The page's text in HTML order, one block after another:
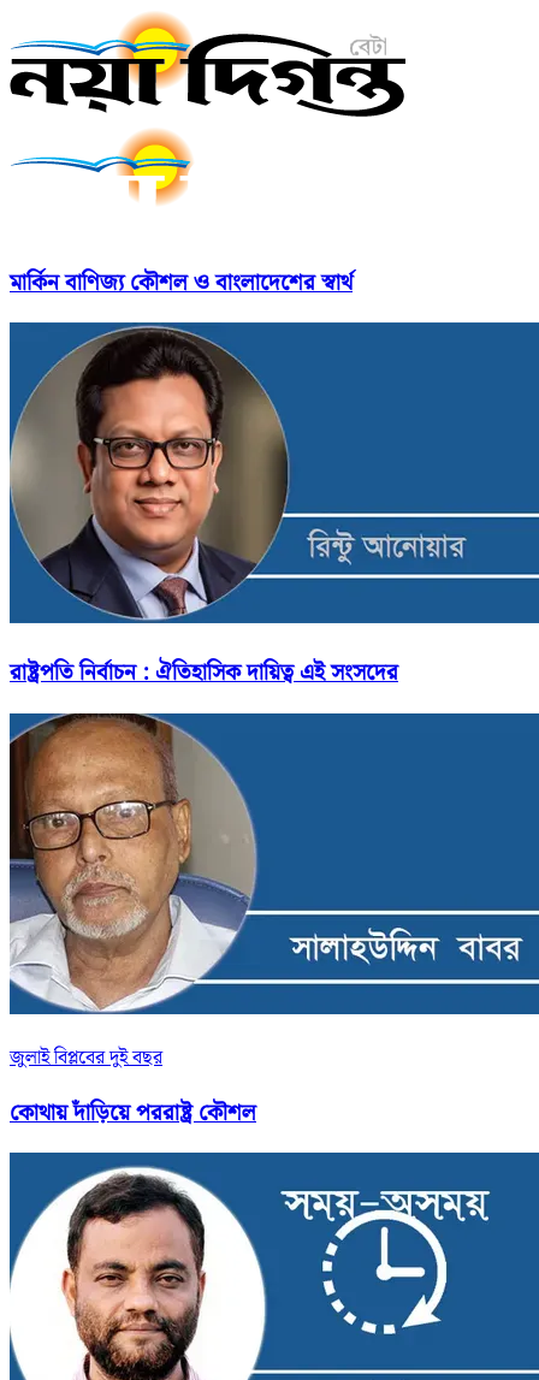
মার্কিন বাণিজ্য কৌশল ও বাংলাদেশের স্বার্থ
রাষ্ট্রপতি নির্বাচন : ঐতিহাসিক দায়িত্ব এই সংসদের
জুলাই বিপ্লবের দুই বছর
কোথায় দাঁড়িয়ে পররাষ্ট্র কৌশল